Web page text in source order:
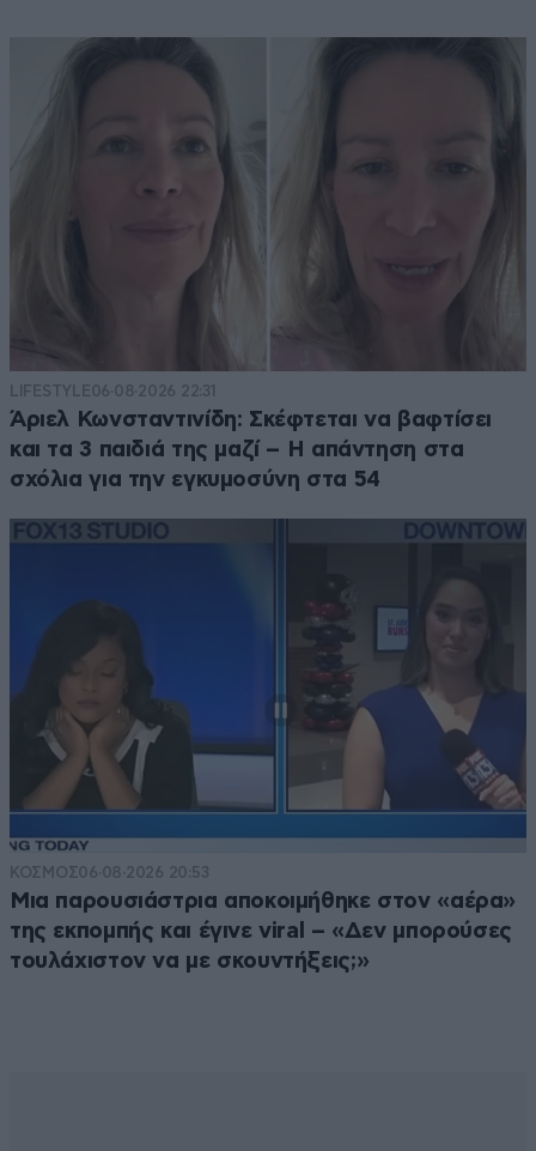
LIFESTYLE06·08·2026 22:31
Άριελ Κωνσταντινίδη: Σκέφτεται να βαφτίσει
και τα 3 παιδιά της μαζί – Η απάντηση στα
σχόλια για την εγκυμοσύνη στα 54
ΚΟΣΜΟΣ06·08·2026 20:53
Μια παρουσιάστρια αποκοιμήθηκε στον «αέρα»
της εκπομπής και έγινε viral – «Δεν μπορούσες
τουλάχιστον να με σκουντήξεις;»